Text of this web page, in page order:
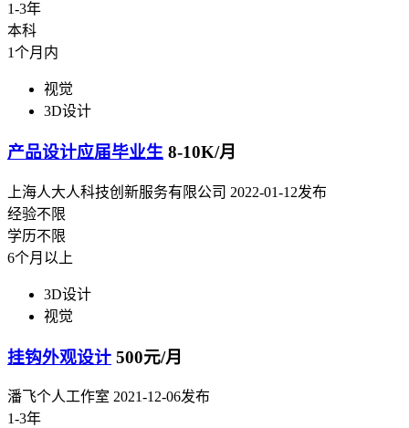
1-3年
本科
1个月内
视觉
3D设计
产品设计应届毕业生 8-10K/月
上海人大人科技创新服务有限公司 2022-01-12发布
经验不限
学历不限
6个月以上
3D设计
视觉
挂钩外观设计 500元/月
潘飞个人工作室 2021-12-06发布
1-3年